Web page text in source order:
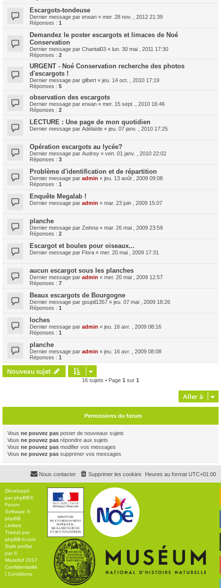
Escargots-tondeuse
Dernier message par erwan « mer. 28 nov. , 2012 21:39
Réponses : 1
Demandez le poster escargots et limaces de Noé
Conservation
Dernier message par Chantal03 « lun. 30 mai , 2011 17:30
Réponses : 2
URGENT - Noé Conservation recherche des photos
d'escargots !
Dernier message par gilbert « jeu. 14 oct. , 2010 17:19
Réponses : 5
observation des escargots
Dernier message par erwan « mer. 15 sept. , 2010 16:46
Réponses : 2
LECTURE : Une page de mon quotidien
Dernier message par Adélaïde « jeu. 07 janv. , 2010 17:25
Opération escargots au lycée?
Dernier message par Audrey « ven. 01 janv. , 2010 22:02
Réponses : 3
Problème d'identification et de répartition
Dernier message par admin « jeu. 13 août , 2009 09:08
Réponses : 1
Enquête Megalab !
Dernier message par admin « mar. 23 juin , 2009 15:07
planche
Dernier message par Zeinna « mar. 26 mai , 2009 23:59
Réponses : 2
Escargot et boules pour oiseaux...
Dernier message par Flora « mer. 20 mai , 2009 17:31
aucun escargot sous les planches
Dernier message par admin « mer. 20 mai , 2009 12:57
Réponses : 7
Beaux escargots de Bourgogne
Dernier message par goupil1357 « jeu. 07 mai , 2009 18:26
Réponses : 1
loches
Dernier message par admin « jeu. 16 avr. , 2009 08:16
Réponses : 1
planche
Dernier message par admin « jeu. 16 avr. , 2009 08:08
Réponses : 1
Nouveau sujet
16 sujets • Page 1 sur 1
Aller à
Permissions du forum
Vous ne pouvez pas poster de nouveaux sujets
Vous ne pouvez pas répondre aux sujets
Vous ne pouvez pas modifier vos messages
Vous ne pouvez pas supprimer vos messages
Heures au format UTC+01:00
Supprimer les cookies
Nous contacter
Développé
parphpBB®
Forum
Software ©
phpBB
Limited
Traduit par
phpBB-fr.com
Style proflat
par ©
Mazeltof 2017
Confidentialité
| Conditions